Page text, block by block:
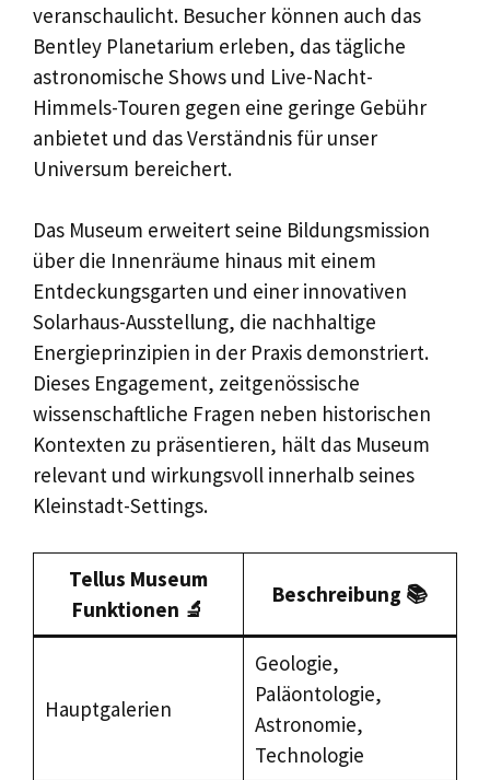
veranschaulicht. Besucher können auch das
Bentley Planetarium erleben, das tägliche
astronomische Shows und Live-Nacht-
Himmels-Touren gegen eine geringe Gebühr
anbietet und das Verständnis für unser
Universum bereichert.
Das Museum erweitert seine Bildungsmission
über die Innenräume hinaus mit einem
Entdeckungsgarten und einer innovativen
Solarhaus-Ausstellung, die nachhaltige
Energieprinzipien in der Praxis demonstriert.
Dieses Engagement, zeitgenössische
wissenschaftliche Fragen neben historischen
Kontexten zu präsentieren, hält das Museum
relevant und wirkungsvoll innerhalb seines
Kleinstadt-Settings.
Tellus Museum
Funktionen 🔬
Beschreibung 📚
Hauptgalerien
Geologie,
Paläontologie,
Astronomie,
Technologie